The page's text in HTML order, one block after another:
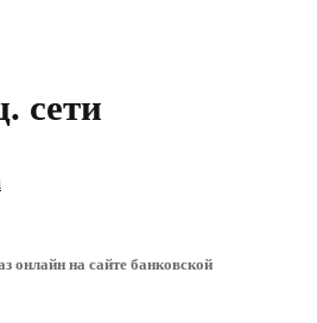
сети
онлайн на сайте банковской